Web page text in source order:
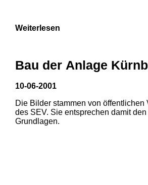
Weiterlesen
Bau der Anlage
10-06-2001
Die Bilder stammen von öffentlichen
des SEV. Sie entsprechen damit
Grundlagen.